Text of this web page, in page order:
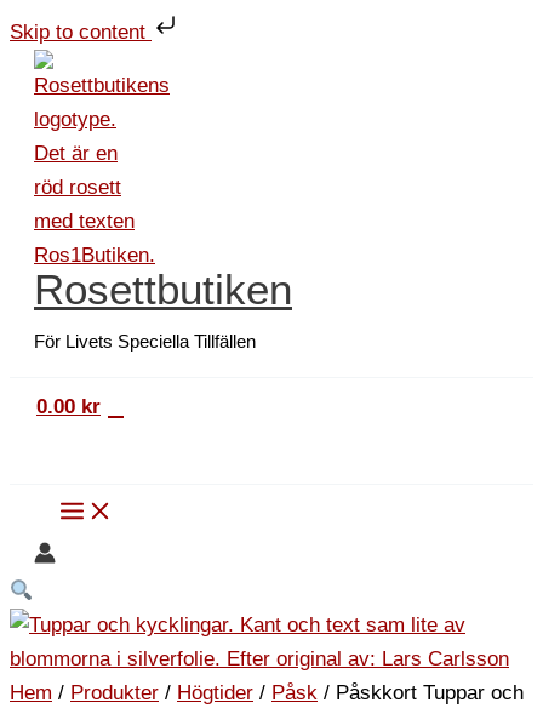
Skip to content
till
innehåll
Rosettbutiken
För Livets Speciella Tillfällen
0.00 kr
Hem / Produkter / Högtider / Påsk / Påskkort Tuppar och
Tuppar
och
kycklingar
mängd